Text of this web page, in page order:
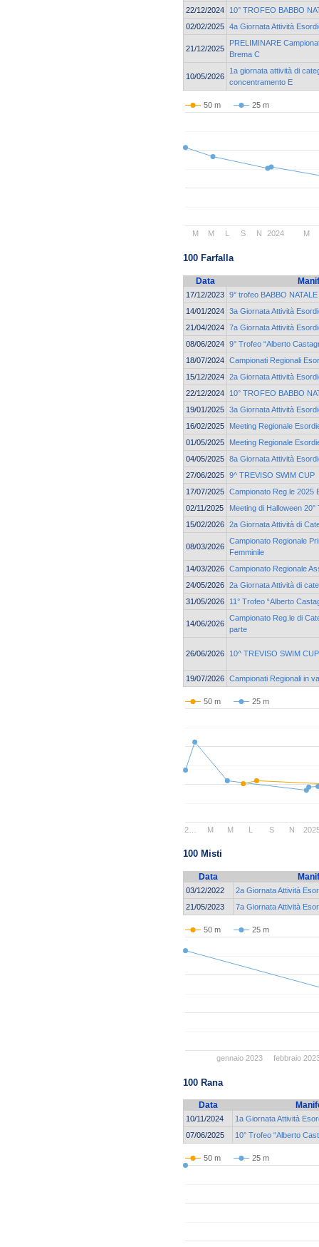
22/12/2024
10° TROFEO BABBO
02/02/2025 4a Giornata Attività
21/12/2025
PRELIMINARE
Brema C
10/05/2026
1a giornata attività di
concentramento E
50 m 25 m
2024
M M S N M
100 Farfalla
Data
17/12/2023 9° trofeo BABBO
14/01/2024 3a Giornata Attività
21/04/2024 7a Giornata Attività
08/06/2024 9° Trofeo “Alberto
18/07/2024 Campionati Regionali
15/12/2024 2a Giornata Attività
22/12/2024
10° TROFEO BABBO
19/01/2025 3a Giornata Attività
16/02/2025
Meeting Regionale
01/05/2025
Meeting Regionale
04/05/2025 8a Giornata Attività
27/06/2025 9^ TREVISO SWIM CUP
17/07/2025 Campionato Reg.le 2025
02/11/2025
Meeting di Halloween
15/02/2026 2a Giornata Attività di
08/03/2026
Campionato Regionale
Femminile
14/03/2026 Campionato Regionale
24/05/2026 2a Giornata Attività di
31/05/2026
11° Trofeo “Alberto
14/06/2026
Campionato Reg.le di
parte
26/06/2026 10^ TREVISO SWIM CUP
19/07/2026 Campionati Regionali in
50 m 25 m
2… M M L S N
100 Misti
Data
03/12/2022
2a Giornata Attività
21/05/2023
7a Giornata Attività
50 m 25 m
gennaio 2023 febbraio
100 Rana
Data
10/11/2024
1a Giornata Attività
07/06/2025
10° Trofeo “Alberto
50 m 25 m